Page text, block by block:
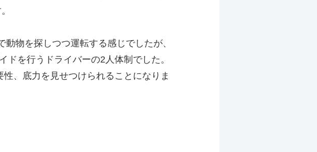
物を探しつつ運転する感じでしたが、
ドを行うドライバーの2人体制でした。
性、底力を見せつけられることになりま